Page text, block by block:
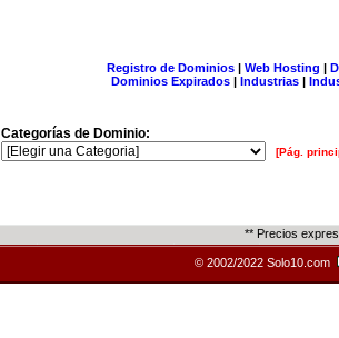
Registro de Dominios| Web Hosting |
Dominios Expirados | Industrias |
Categorías de Dominio:
[Pág.
** Precios
© 2002/2022 Solo10.com